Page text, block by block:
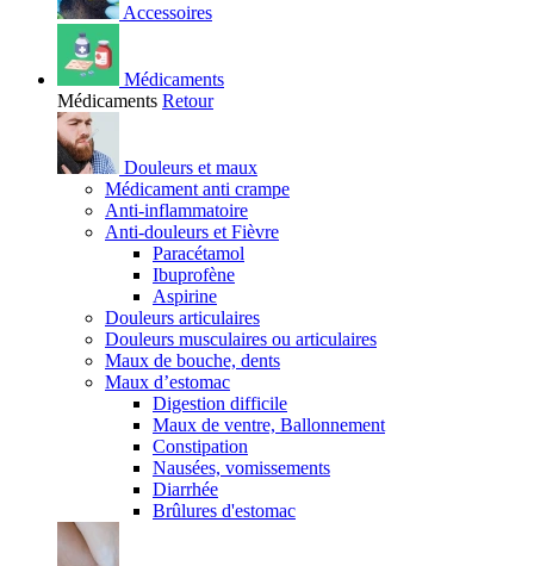
Accessoires
Médicaments
Médicaments Retour
Douleurs et maux
Médicament anti crampe
Anti-inflammatoire
Anti-douleurs et Fièvre
Paracétamol
Ibuprofène
Aspirine
Douleurs articulaires
Douleurs musculaires ou articulaires
Maux de bouche, dents
Maux d’estomac
Digestion difficile
Maux de ventre, Ballonnement
Constipation
Nausées, vomissements
Diarrhée
Brûlures d'estomac